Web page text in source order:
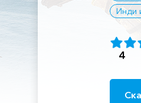
Инди
4